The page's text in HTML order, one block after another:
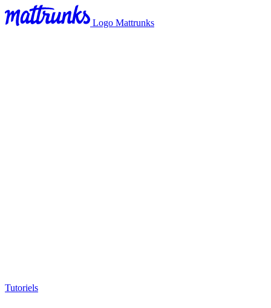
Logo Mattrunks
Tutoriels